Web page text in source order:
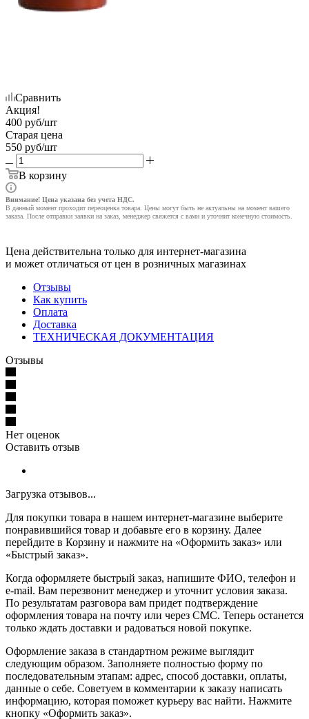
Сравнить
Акция!
400 руб/шт
Старая цена
550 руб/шт
В корзину
Внимание! Цена указана без учета НДС.
В данный момент проходит переоценка товара. Цены могут быть не актуальны на момент вашего
заказа. После отправки заявки на заказ, менеджер свяжется с вами и уточнит конечную стоимость.
Цена действительна только для интернет-магазина
и может отличаться от цен в розничных магазинах
Отзывы
Как купить
Оплата
Доставка
ТЕХНИЧЕСКАЯ ДОКУМЕНТАЦИЯ
Отзывы
Нет оценок
Оставить отзыв
Загрузка отзывов...
Для покупки товара в нашем интернет-магазине выберите
понравившийся товар и добавьте его в корзину. Далее
перейдите в Корзину и нажмите на «Оформить заказ» или
«Быстрый заказ».
Когда оформляете быстрый заказ, напишите ФИО, телефон и
e-mail. Вам перезвонит менеджер и уточнит условия заказа.
По результатам разговора вам придет подтверждение
оформления товара на почту или через СМС. Теперь останется
только ждать доставки и радоваться новой покупке.
Оформление заказа в стандартном режиме выглядит
следующим образом. Заполняете полностью форму по
последовательным этапам: адрес, способ доставки, оплаты,
данные о себе. Советуем в комментарии к заказу написать
информацию, которая поможет курьеру вас найти. Нажмите
кнопку «Оформить заказ».